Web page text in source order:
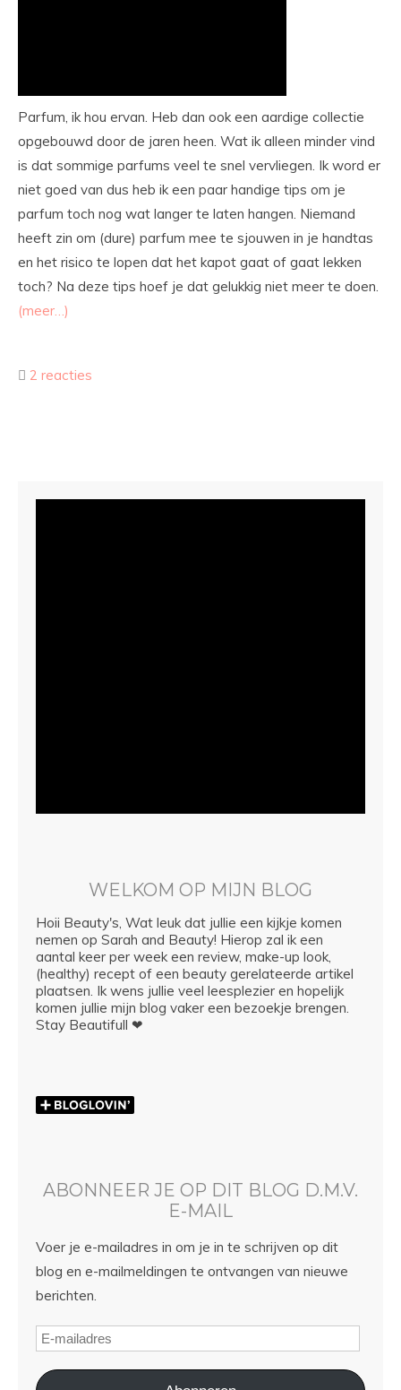
Parfum, ik hou ervan. Heb dan ook een aardige collectie
opgebouwd door de jaren heen. Wat ik alleen minder vind
is dat sommige parfums veel te snel vervliegen. Ik word er
niet goed van dus heb ik een paar handige tips om je
parfum toch nog wat langer te laten hangen. Niemand
heeft zin om (dure) parfum mee te sjouwen in je handtas
en het risico te lopen dat het kapot gaat of gaat lekken
toch? Na deze tips hoef je dat gelukkig niet meer te doen.
(meer…)
2 reacties
WELKOM OP MIJN BLOG
Hoii Beauty's, Wat leuk dat jullie een kijkje komen
nemen op Sarah and Beauty! Hierop zal ik een
aantal keer per week een review, make-up look,
(healthy) recept of een beauty gerelateerde artikel
plaatsen. Ik wens jullie veel leesplezier en hopelijk
komen jullie mijn blog vaker een bezoekje brengen.
Stay Beautifull ❤
ABONNEER JE OP DIT BLOG D.M.V.
E-MAIL
Voer je e-mailadres in om je in te schrijven op dit
blog en e-mailmeldingen te ontvangen van nieuwe
berichten.